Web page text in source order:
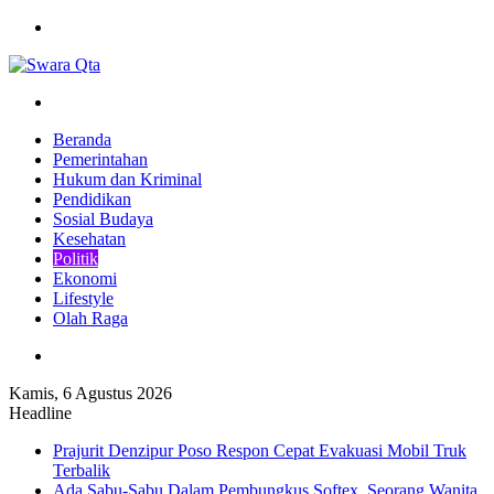
Beranda
Pemerintahan
Hukum dan Kriminal
Pendidikan
Sosial Budaya
Kesehatan
Politik
Ekonomi
Lifestyle
Olah Raga
Kamis, 6 Agustus 2026
Headline
Prajurit Denzipur Poso Respon Cepat Evakuasi Mobil Truk
Terbalik
Ada Sabu-Sabu Dalam Pembungkus Softex, Seorang Wanita